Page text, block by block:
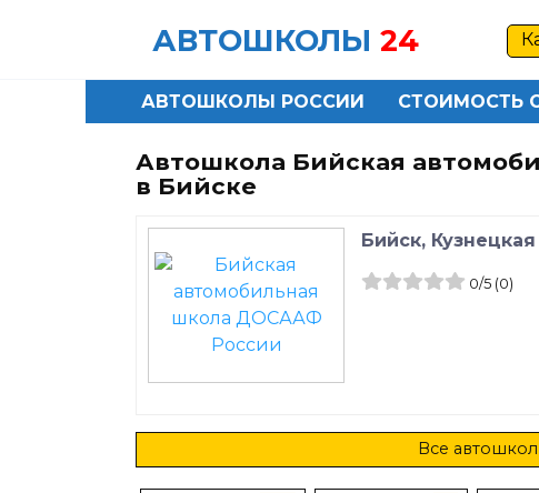
АВТОШКОЛЫ 24
АВТОШКОЛЫ РОССИИ СТОИМОСТЬ
Автошкола Бийская
в Бийске
Бийск, Кузнецкая
0/5(0)
Все